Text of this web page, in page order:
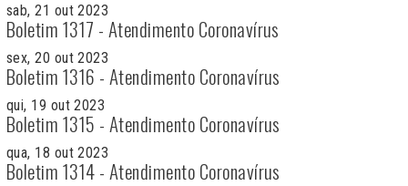
sab, 21 out 2023
Boletim 1317 - Atendimento Coronavírus
sex, 20 out 2023
Boletim 1316 - Atendimento Coronavírus
qui, 19 out 2023
Boletim 1315 - Atendimento Coronavírus
qua, 18 out 2023
Boletim 1314 - Atendimento Coronavírus